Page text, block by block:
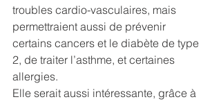
troubles cardio-vasculaires, mais
permettraient aussi de prévenir
certains cancers et le diabète de type
2, de traiter l’asthme, et certaines
allergies.
Elle serait aussi intéressante, grâce à